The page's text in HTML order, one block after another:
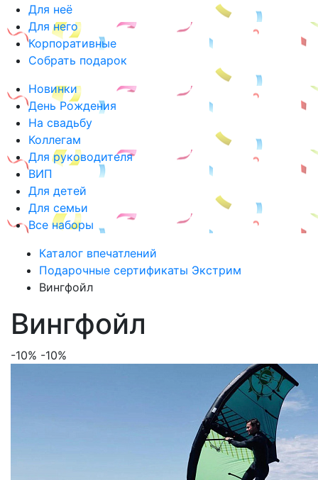
Для неё
Для него
Корпоративные
Собрать подарок
Новинки
День Рождения
На свадьбу
Коллегам
Для руководителя
ВИП
Для детей
Для семьи
Все наборы
Каталог впечатлений
Подарочные сертификаты Экстрим
Вингфойл
Вингфойл
-10% -10%